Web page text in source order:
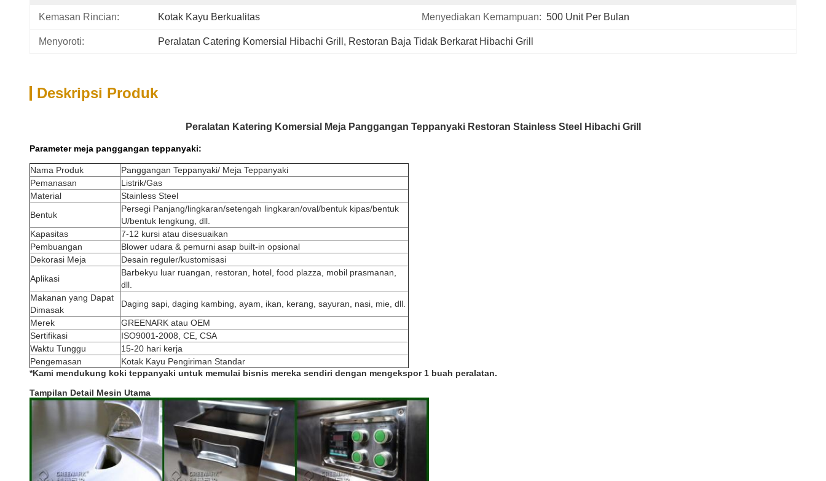
Kemasan Rincian: Kotak Kayu Berkualitas Menyediakan Kemampuan: 500 Unit Per Bulan
Menyoroti: Peralatan Catering Komersial Hibachi Grill , Restoran Baja Tidak Berkarat Hibachi Grill
Deskripsi Produk
Peralatan Katering Komersial Meja Panggangan Teppanyaki Restoran Stainless Steel Hibachi Grill
Parameter meja panggangan teppanyaki:
Nama Produk
Panggangan Teppanyaki/ Meja Teppanyaki
Pemanasan
Listrik/Gas
Material
Stainless Steel
Bentuk
Persegi Panjang/lingkaran/setengah lingkaran/oval/bentuk kipas/bentuk
U/bentuk lengkung, dll.
Kapasitas
7-12 kursi atau disesuaikan
Pembuangan
Blower udara & pemurni asap built-in opsional
Dekorasi Meja
Desain reguler/kustomisasi
Aplikasi
Barbekyu luar ruangan, restoran, hotel, food plazza, mobil prasmanan,
dll.
Makanan yang Dapat
Dimasak
Daging sapi, daging kambing, ayam, ikan, kerang, sayuran, nasi, mie, dll.
Merek
GREENARK atau OEM
Sertifikasi
ISO9001-2008, CE, CSA
Waktu Tunggu
15-20 hari kerja
Pengemasan
Kotak Kayu Pengiriman Standar
*Kami mendukung koki teppanyaki untuk memulai bisnis mereka sendiri dengan mengekspor 1 buah peralatan.
Tampilan Detail Mesin Utama